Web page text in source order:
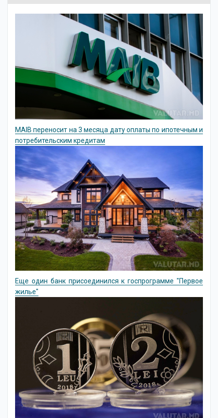
MAIB переносит на 3 месяца дату оплаты по ипотечным и
потребительским кредитам
Еще один банк присоединился к госпрограмме "Первое
жилье"